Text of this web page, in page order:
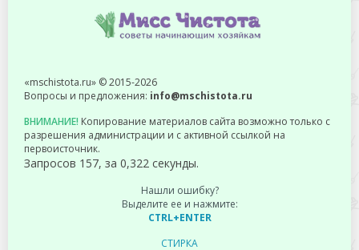
«mschistota.ru» © 2015-2026
Вопросы и предложения: info@mschistota.ru
ВНИМАНИЕ! Копирование материалов сайта возможно только с
разрешения администрации и с активной ссылкой на
первоисточник.
Запросов 157, за 0,322 секунды.
Нашли ошибку?
Выделите ее и нажмите:
CTRL+ENTER
СТИРКА